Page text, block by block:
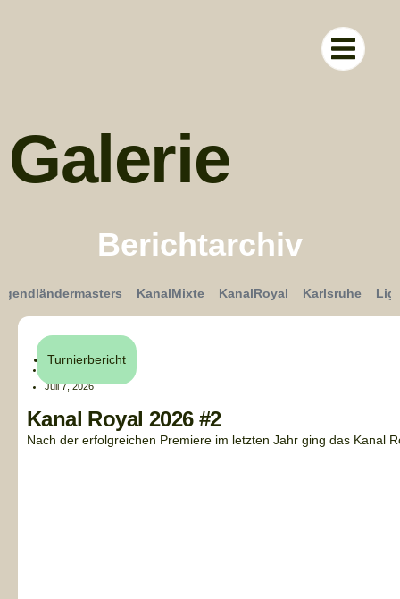
Galerie
Berichtarchiv
KanalMixte KanalRoyal Karlsruhe
Turnierbericht
Juli 7, 2026
Kanal Royal 2026 #2
Nach der erfolgreichen Premiere im letzten Jahr ging das Kanal